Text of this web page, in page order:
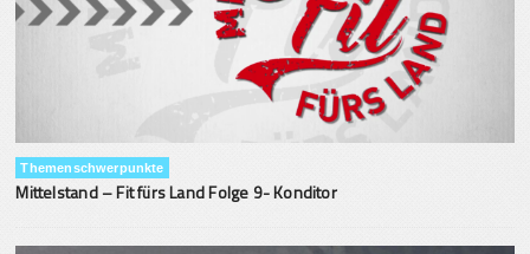
Themenschwerpunkte
Mittelstand – Fit fürs Land Folge 9- Konditor